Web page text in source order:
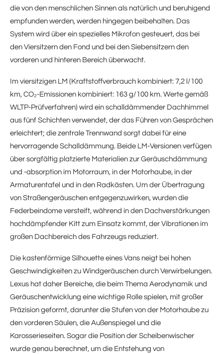
die von den menschlichen Sinnen als natürlich und beruhigend
empfunden werden, werden hingegen beibehalten. Das
System wird über ein spezielles Mikrofon gesteuert, das bei
den Viersitzern den Fond und bei den Siebensitzern den
vorderen und hinteren Bereich überwacht.
Im viersitzigen LM (Kraftstoffverbrauch kombiniert: 7,2 l/100
km, CO₂-Emissionen kombiniert: 163 g/100 km. Werte gemäß
WLTP-Prüfverfahren) wird ein schalldämmender Dachhimmel
aus fünf Schichten verwendet, der das Führen von Gesprächen
erleichtert; die zentrale Trennwand sorgt dabei für eine
hervorragende Schalldämmung. Beide LM-Versionen verfügen
über sorgfältig platzierte Materialien zur Geräuschdämmung
und -absorption im Motorraum, in der Motorhaube, in der
Armaturentafel und in den Radkästen. Um der Übertragung
von Straßengeräuschen entgegenzuwirken, wurden die
Federbeindome versteift, während in den Dachverstärkungen
hochdämpfender Kitt zum Einsatz kommt, der Vibrationen im
großen Dachbereich des Fahrzeugs reduziert.
Die kastenförmige Silhouette eines Vans neigt bei hohen
Geschwindigkeiten zu Windgeräuschen durch Verwirbelungen.
Lexus hat daher Bereiche, die beim Thema Aerodynamik und
Geräuschentwicklung eine wichtige Rolle spielen, mit großer
Präzision geformt, darunter die Stufen von der Motorhaube zu
den vorderen Säulen, die Außenspiegel und die
Karosserieseiten. Sogar die Position der Scheibenwischer
wurde genau berechnet, um die Entstehung von